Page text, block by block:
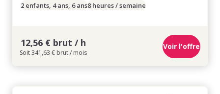
2 enfants, 4 ans, 6 ans8 heures / semaine
12,56 € brut / h
Soit 341,63 € brut / mois
Voir l'offre